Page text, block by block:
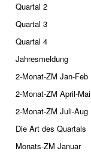
Quartal 2
Quartal 3
Quartal 4
Jahresmeldung
2-Monat-ZM Jan-Feb
2-Monat-ZM April-Mai
2-Monat-ZM Juli-Aug
Die Art des Quartals
Monats-ZM Januar